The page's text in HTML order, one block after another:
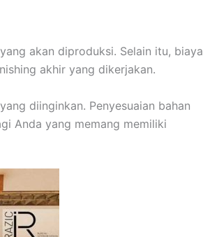
akan diproduksi. Selain itu, biaya
akhir yang dikerjakan.
diinginkan. Penyesuaian bahan
Anda yang memang memiliki